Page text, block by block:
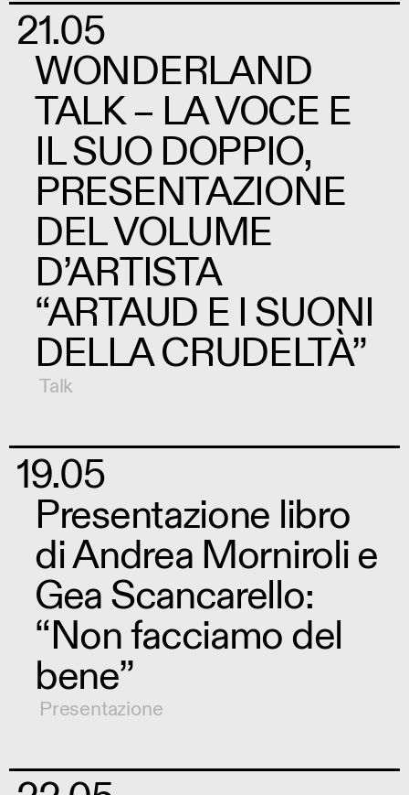
21.05
WONDERLAND
TALK – LA VOCE E
IL SUO DOPPIO,
PRESENTAZIONE
DEL VOLUME
D’ARTISTA
“ARTAUD E I SUONI
DELLA CRUDELTÀ”
Talk
19.05
Presentazione libro
di Andrea Morniroli e
Gea Scancarello:
“Non facciamo del
bene”
Presentazione